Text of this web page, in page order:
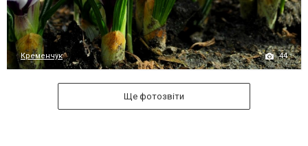
Кременчук 44
Ще фотозвіти